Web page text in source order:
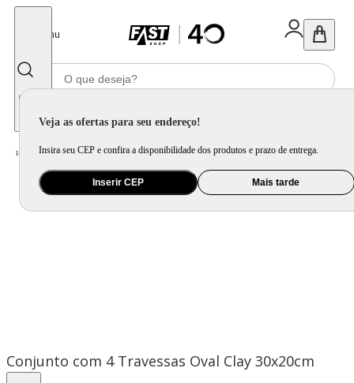
Menu
Veja as ofertas para seu endereço!
Insira seu CEP e confira a disponibilidade dos produtos e prazo de entrega.
Inserir CEP Mais tarde
Home Utilidade Doméstica Cozinha / Assadeira, Forma e Travessa
Conjunto com 4 Travessas Oval Clay 30x20cm